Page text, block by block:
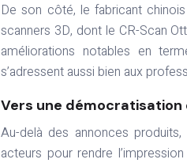
De son côté, le fabricant
scanners 3D, dont le CR-Scan
améliorations notables en
s’adressent aussi bien aux
Vers une démocratisation
Au-delà des annonces
acteurs pour rendre